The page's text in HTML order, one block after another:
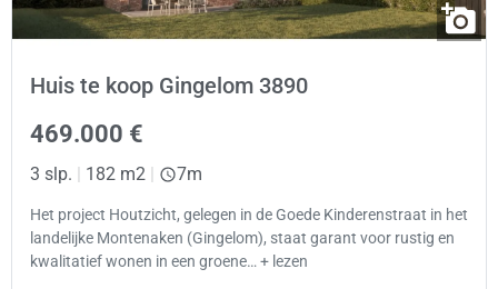
Huis te koop Gingelom 3890
469.000 €
3 slp. | 182 m2 | 7m
Het project Houtzicht, gelegen in de Goede Kinderenstraat in het
landelijke Montenaken (Gingelom), staat garant voor rustig en
kwalitatief wonen in een groene… + lezen